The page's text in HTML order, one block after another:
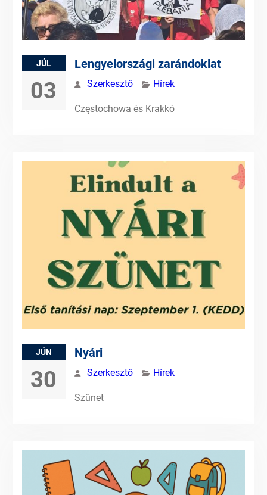
JÚL
03
Lengyelországi zarándoklat
Szerkesztő Hírek
Częstochowa és Krakkó
JÚN
30
Nyári
Szerkesztő Hírek
Szünet